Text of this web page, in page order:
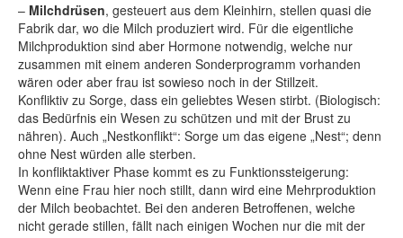
– Milchdrüsen, gesteuert aus dem Kleinhirn, stellen quasi die
Fabrik dar, wo die Milch produziert wird. Für die eigentliche
Milchproduktion sind aber Hormone notwendig, welche nur
zusammen mit einem anderen Sonderprogramm vorhanden
wären oder aber frau ist sowieso noch in der Stillzeit.
Konfliktiv zu Sorge, dass ein geliebtes Wesen stirbt. (Biologisch:
das Bedürfnis ein Wesen zu schützen und mit der Brust zu
nähren). Auch „Nestkonflikt“: Sorge um das eigene „Nest“; denn
ohne Nest würden alle sterben.
In konfliktaktiver Phase kommt es zu Funktionssteigerung:
Wenn eine Frau hier noch stillt, dann wird eine Mehrproduktion
der Milch beobachtet. Bei den anderen Betroffenen, welche
nicht gerade stillen, fällt nach einigen Wochen nur die mit der